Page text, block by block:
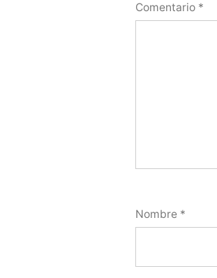
Comentario *
Nombre *